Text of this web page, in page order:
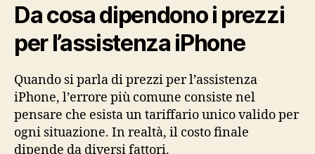
Da cosa dipendono i prezzi
per l’assistenza iPhone
Quando si parla di prezzi per l’assistenza
iPhone, l’errore più comune consiste nel
pensare che esista un tariffario unico valido per
ogni situazione. In realtà, il costo finale
dipende da diversi fattori.